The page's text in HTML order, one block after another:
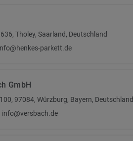
Tholey, Saarland, Deutschland
parkett.de
GmbH
97084, Würzburg, Bayern, Deutschland
info@versbach.de